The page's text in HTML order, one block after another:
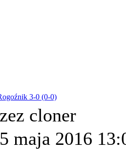
3-0 (0-0)
cloner
maja 2016